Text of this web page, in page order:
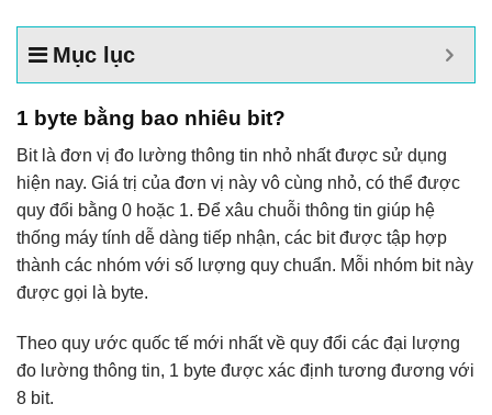
Mục lục
1 byte bằng bao nhiêu bit?
Bit là đơn vị đo lường thông tin nhỏ nhất được sử dụng
hiện nay. Giá trị của đơn vị này vô cùng nhỏ, có thể được
quy đổi bằng 0 hoặc 1. Để xâu chuỗi thông tin giúp hệ
thống máy tính dễ dàng tiếp nhận, các bit được tập hợp
thành các nhóm với số lượng quy chuẩn. Mỗi nhóm bit này
được gọi là byte.
Theo quy ước quốc tế mới nhất về quy đổi các đại lượng
đo lường thông tin, 1 byte được xác định tương đương với
8 bit.